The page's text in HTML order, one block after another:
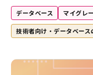
データベース マイグレ
技術者向け・データベース